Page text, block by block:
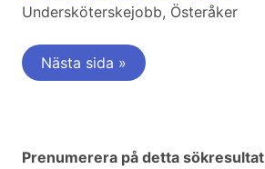
Undersköterskejobb, Österåker
Nästa sida »
Prenumerera på detta sökresultat